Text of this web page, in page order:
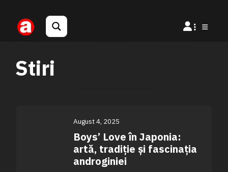
Stiri
August 4, 2025
Boys’ Love în Japonia:
artă, tradiție și fascinația
androginiei